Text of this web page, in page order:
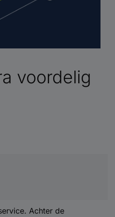
voordelig
Achter de